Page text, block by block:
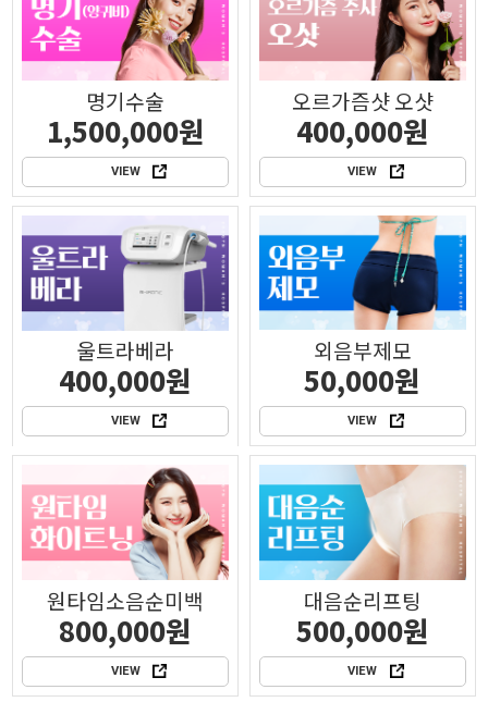
명기수술
1,500,000원
VIEW
오르가즘샷 오샷
400,000원
VIEW
울트라베라
400,000원
VIEW
외음부제모
50,000원
VIEW
원타임소음순미백
800,000원
VIEW
대음순리프팅
500,000원
VIEW